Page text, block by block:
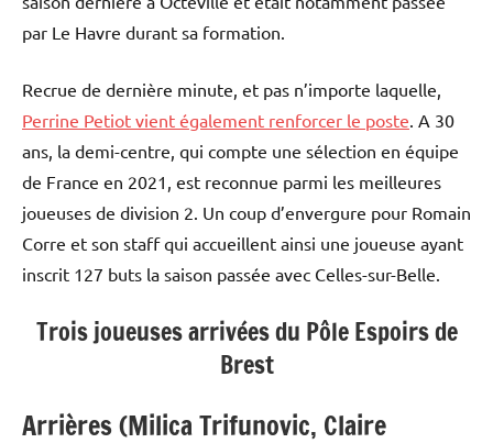
par Le Havre durant sa formation.
Recrue de dernière minute, et pas n’importe laquelle,
Perrine Petiot vient également renforcer le poste. A 30
ans, la demi-centre, qui compte une sélection en équipe
de France en 2021, est reconnue parmi les meilleures
joueuses de division 2. Un coup d’envergure pour Romain
Corre et son staff qui accueillent ainsi une joueuse ayant
inscrit 127 buts la saison passée avec Celles-sur-Belle.
Trois joueuses arrivées du Pôle Espoirs de
Brest
Arrières (Milica Trifunovic, Claire